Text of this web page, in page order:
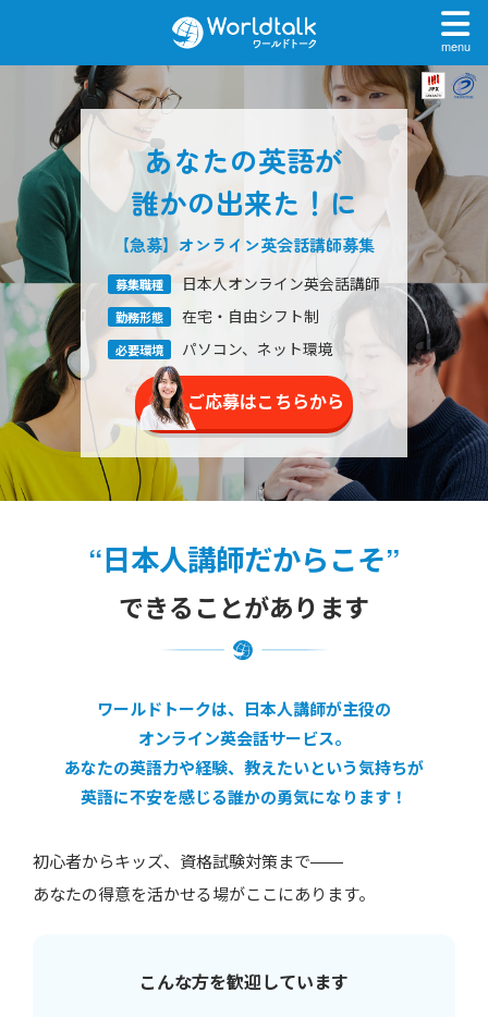
menu
あなたの英語が
誰かの出来た！に
【急募】オンライン英会話講師募集
募集職種 日本人オンライン英会話講師
勤務形態 在宅・自由シフト制
必要環境 パソコン、ネット環境
ご応募はこちらから
“日本人講師だからこそ”
できることがあります
ワールドトークは、日本人講師が主役の
オンライン英会話サービス。
あなたの英語力や経験、教えたいという気持ちが
英語に不安を感じる誰かの勇気になります！
初心者からキッズ、資格試験対策まで——
あなたの得意を活かせる場がここにあります。
こんな方を歓迎しています